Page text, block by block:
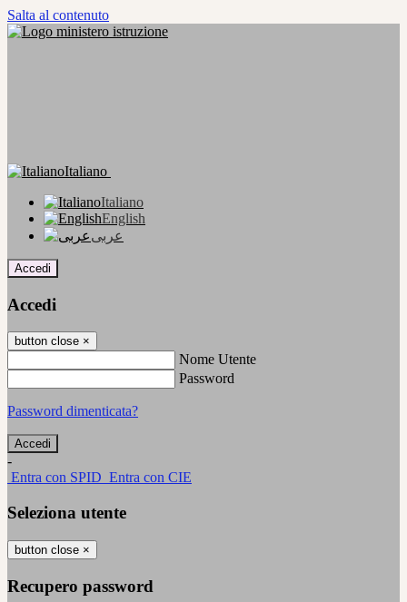
Salta al contenuto
Italiano
Italiano
English
عربى
Accedi
Accedi
button close ×
Nome Utente
Password
Password dimenticata?
-
Entra con SPID Entra con CIE
Seleziona utente
button close ×
Recupero password